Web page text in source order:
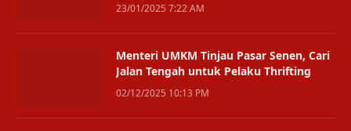
23/01/2025 7:22 AM
Menteri UMKM Tinjau Pasar Senen, Cari
Jalan Tengah untuk Pelaku Thrifting
02/12/2025 10:13 PM